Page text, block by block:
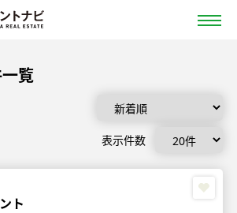
覧
表示件数
ト